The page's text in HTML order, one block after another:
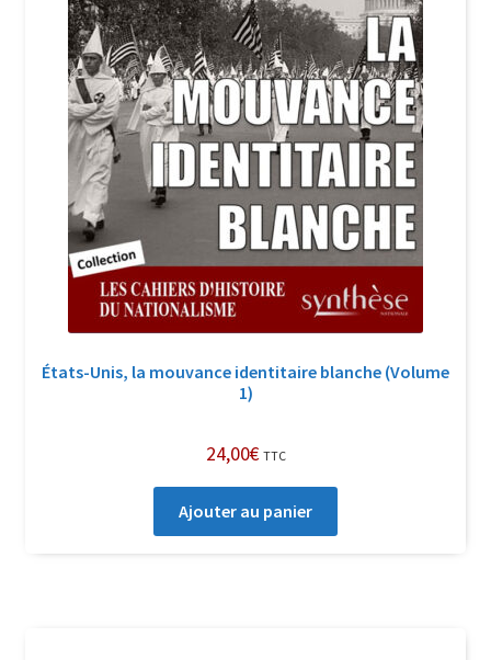
États-Unis, la mouvance identitaire blanche (Volume
1)
24,00€ TTC
Ajouter au panier